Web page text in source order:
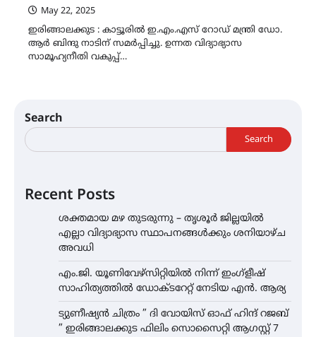
May 22, 2025
ഇരിങ്ങാലക്കുട : കാട്ടൂരിൽ ഇ.എം.എസ് റോഡ് മന്ത്രി ഡോ.
ആർ ബിന്ദു നാടിന് സമർപ്പിച്ചു. ഉന്നത വിദ്യാഭ്യാസ
സാമൂഹ്യനീതി വകുപ്പ്…
Search
Search
Recent Posts
ശക്തമായ മഴ തുടരുന്നു – തൃശൂർ ജില്ലയിൽ
എല്ലാ വിദ്യാഭ്യാസ സ്ഥാപനങ്ങൾക്കും ശനിയാഴ്ച
അവധി
എം.ജി. യൂണിവേഴ്‌സിറ്റിയിൽ നിന്ന് ഇംഗ്ളീഷ്
സാഹിത്യത്തിൽ ഡോക്ടറേറ്റ് നേടിയ എൻ. ആര്യ
ട്യുണീഷ്യൻ ചിത്രം ” ദി വോയിസ് ഓഫ് ഹിന്ദ് റജബ്
” ഇരിങ്ങാലക്കുട ഫിലിം സൊസൈറ്റി ആഗസ്റ്റ് 7